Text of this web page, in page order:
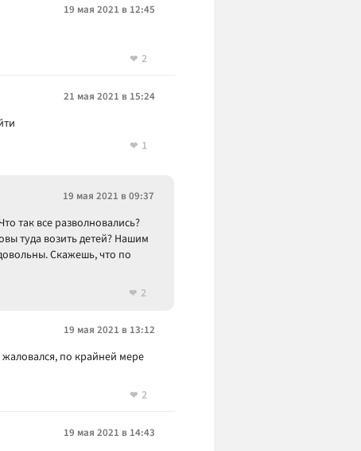
19 мая 2021 в 12:45
2
21 мая 2021 в 15:24
1
19 мая 2021 в 09:37
так все разволновались?
туда возить детей? Нашим
Скажешь, что по
2
19 мая 2021 в 13:12
по крайней мере
2
19 мая 2021 в 14:43